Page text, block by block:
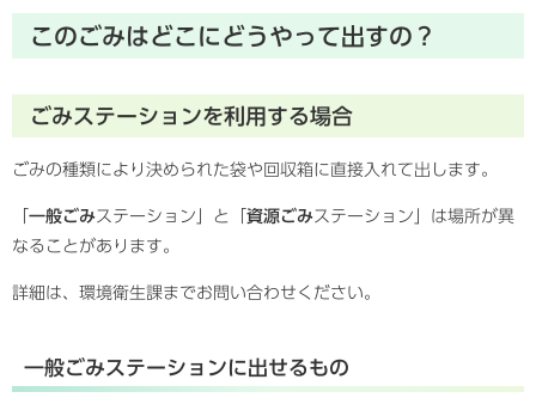
このごみはどこにどうやって出すの？
ごみステーションを利用する場合
ごみの種類により決められた袋や回収箱に直接入れて出します。
一般ごみステーション」と「 資源ごみステーション」は場所が異
なることがあります。
詳細は、環境衛生課までお問い合わせください。
一般ごみステーションに出せるもの